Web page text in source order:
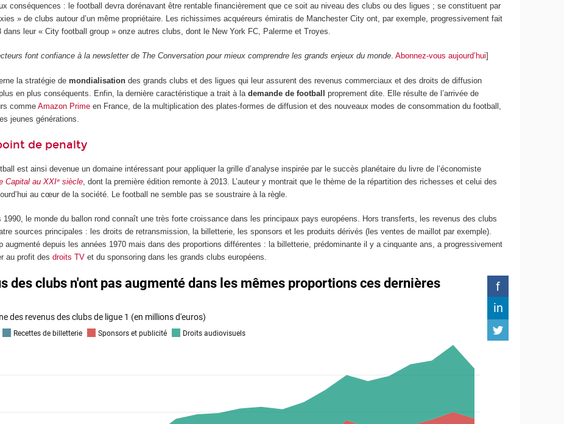
conséquences : le football devra dorénavant être rentable financièrement que ce soit au niveau des clubs ou des ligues ; se constituent par
» de clubs autour d’un même propriétaire. Les richissimes acquéreurs émiratis de Manchester City ont, par exemple, progressivement fait
dans leur « City football group » onze autres clubs, dont le New York FC, Palerme et Troyes.
font confiance à la newsletter de The Conversation pour mieux comprendre les grands enjeux du monde.Abonnez-vous aujourd’hui]
la stratégie demondialisation des grands clubs et des ligues qui leur assurent des revenus commerciaux et des droits de diffusion
en plus conséquents. Enfin, la dernière caractéristique a trait à lademande de football
proprement dite. Elle résulte de l’arrivée de
commeAmazon Prime en France, de la multiplication des plates-formes de diffusion et des nouveaux modes de consommation du football,
jeunes générations.
de penalty
est ainsi devenue un domaine intéressant pour appliquer la grille d’analyse inspirée par le succès planétaire du livre de l’économiste
Capital au XXIᵉ siècle , dont la première édition remonte à 2013. L’auteur y montrait que le thème de la répartition des richesses et celui des
au cœur de la société. Le football ne semble pas se soustraire à la règle.
1990, le monde du ballon rond connaît une très forte croissance dans les principaux pays européens. Hors transferts, les revenus des clubs
sources principales : les droits de retransmission, la billetterie, les sponsors et les produits dérivés (les ventes de maillot par exemple).
augmenté depuis les années 1970 mais dans des proportions différentes : la billetterie, prédominante il y a cinquante ans, a progressivement
au profit desdroits TV et du sponsoring dans les grands clubs européens.